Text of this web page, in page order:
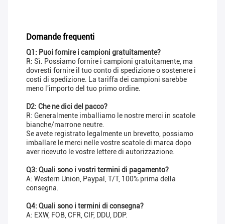
Domande frequenti
Q1: Puoi fornire i campioni gratuitamente?
R: Sì. Possiamo fornire i campioni gratuitamente, ma
dovresti fornire il tuo conto di spedizione o sostenere i
costi di spedizione. La tariffa dei campioni sarebbe
meno l'importo del tuo primo ordine.
D2: Che ne dici del pacco?
R: Generalmente imballiamo le nostre merci in scatole
bianche/marrone neutre.
Se avete registrato legalmente un brevetto, possiamo
imballare le merci nelle vostre scatole di marca dopo
aver ricevuto le vostre lettere di autorizzazione.
Q3: Quali sono i vostri termini di pagamento?
A: Western Union, Paypal, T/T, 100% prima della
consegna.
Q4: Quali sono i termini di consegna?
A: EXW, FOB, CFR, CIF, DDU, DDP.